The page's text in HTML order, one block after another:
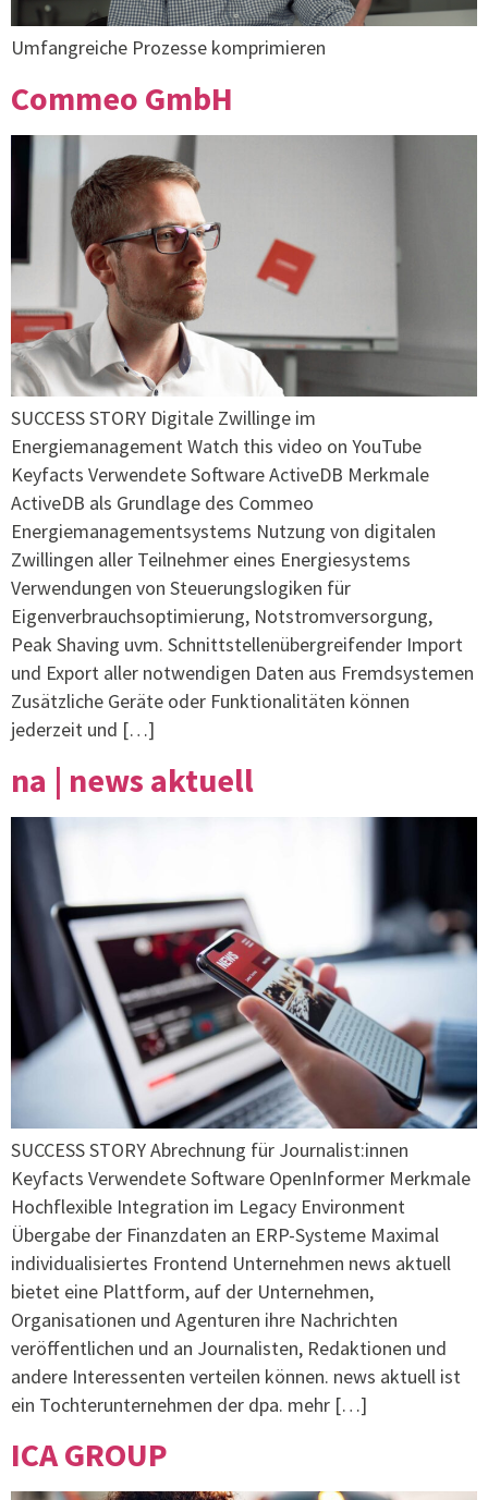
Umfangreiche Prozesse komprimieren
Commeo GmbH
SUCCESS STORY Digitale Zwillinge im
Energiemanagement Watch this video on YouTube
Keyfacts Verwendete Software ActiveDB Merkmale
ActiveDB als Grundlage des Commeo
Energiemanagementsystems Nutzung von digitalen
Zwillingen aller Teilnehmer eines Energiesystems
Verwendungen von Steuerungslogiken für
Eigenverbrauchsoptimierung, Notstromversorgung,
Peak Shaving uvm. Schnittstellenübergreifender Import
und Export aller notwendigen Daten aus Fremdsystemen
Zusätzliche Geräte oder Funktionalitäten können
jederzeit und […]
na | news aktuell
SUCCESS STORY Abrechnung für Journalist:innen
Keyfacts Verwendete Software OpenInformer Merkmale
Hochflexible Integration im Legacy Environment
Übergabe der Finanzdaten an ERP-Systeme Maximal
individualisiertes Frontend Unternehmen news aktuell
bietet eine Plattform, auf der Unternehmen,
Organisationen und Agenturen ihre Nachrichten
veröffentlichen und an Journalisten, Redaktionen und
andere Interessenten verteilen können. news aktuell ist
ein Tochterunternehmen der dpa. mehr […]
ICA GROUP​